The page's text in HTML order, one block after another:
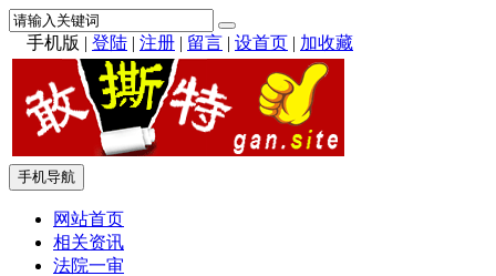
手机版 | 登陆 | 注册 | 留言 | 设首页 | 加收藏
手机导航
网站首页
相关资讯
法院一审